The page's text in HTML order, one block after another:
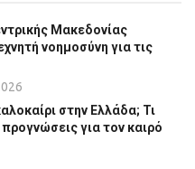
Μακεδονίας
νοημοσύνη για τις
στην Ελλάδα; Τι
προγνώσεις για τον καιρό